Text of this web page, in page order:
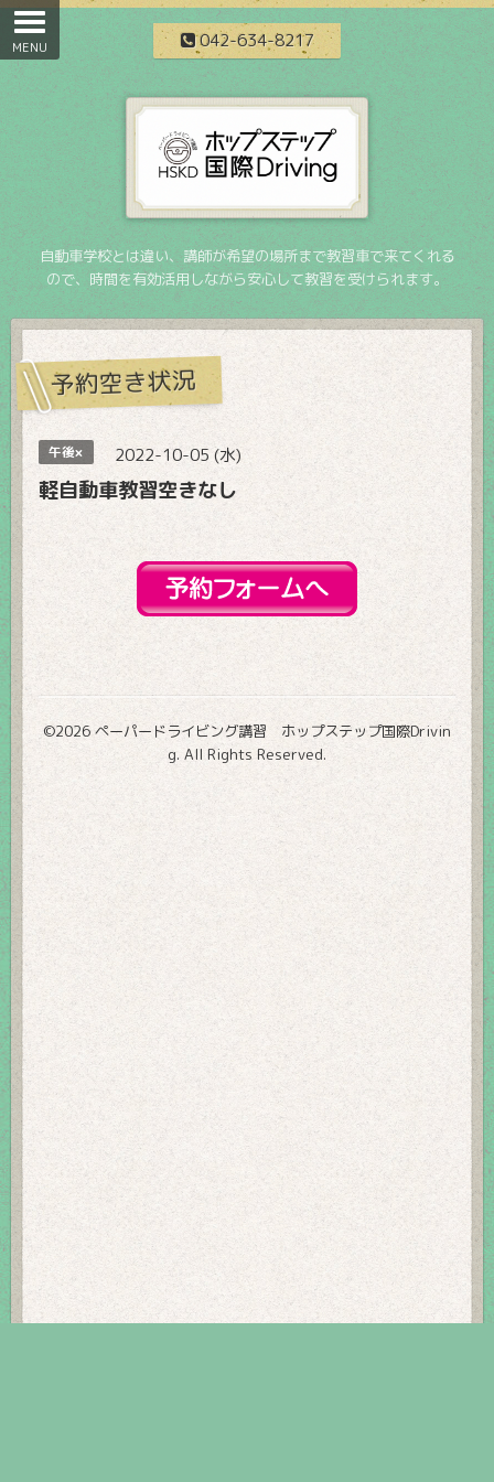
042-634-8217
自動車学校とは違い、講師が希望の場所まで教習車で来てくれる
ので、時間を有効活用しながら安心して教習を受けられます。
予約空き状況
午後× 2022-10-05 (水)
軽自動車教習空きなし
©2026 ペーパードライビング講習 ホップステップ国際Drivin
g. All Rights Reserved.